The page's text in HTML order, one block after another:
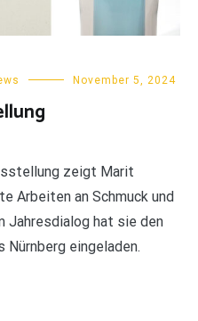
November 5, 2024
zeigt Marit
Arbeiten an Schmuck und
Jahresdialog hat sie den
Nürnberg eingeladen.